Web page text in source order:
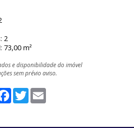
2
73,00 m²
e disponibilidade do imóvel
sem prévio aviso.
Facebook
Twitter